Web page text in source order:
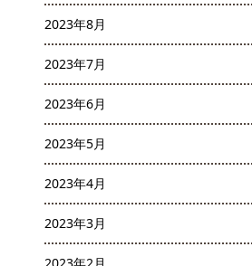
2023年8月
2023年7月
2023年6月
2023年5月
2023年4月
2023年3月